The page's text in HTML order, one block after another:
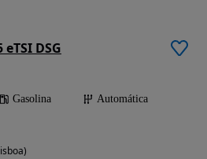
DSG
Gasolina
Automática